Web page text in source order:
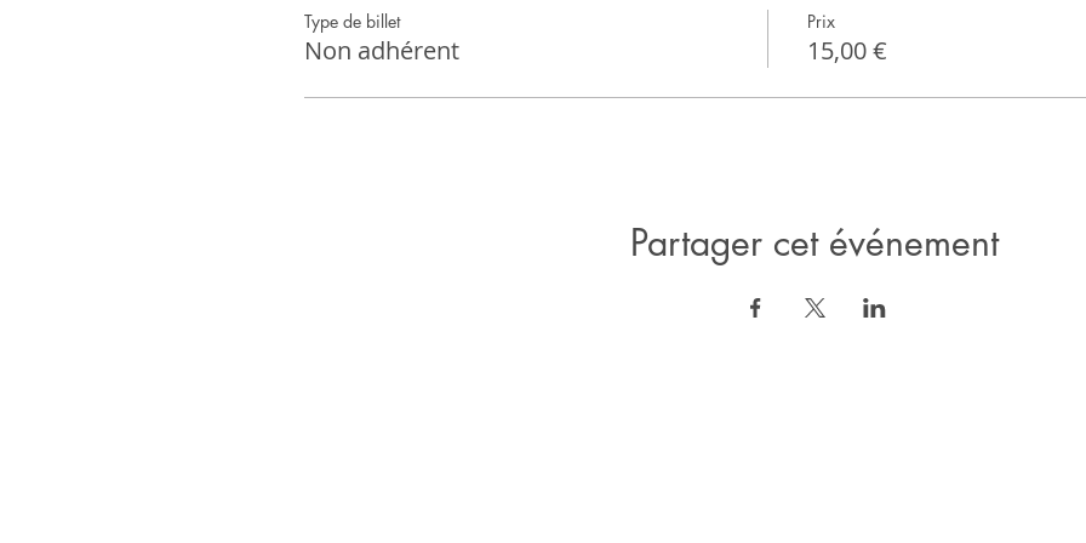
Type de billet
Non adhérent
Prix
15,00 €
Partager cet événement